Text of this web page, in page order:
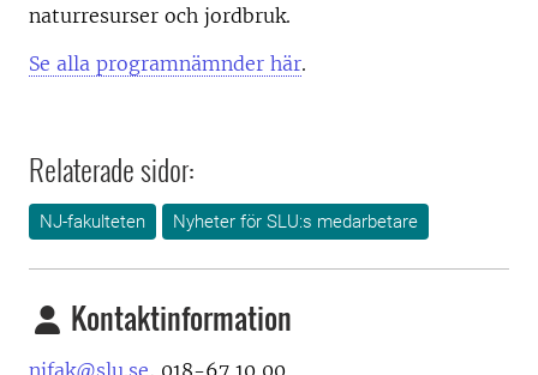
naturresurser och jordbruk.
Se alla programnämnder här.
Relaterade sidor:
NJ-fakulteten Nyheter för SLU:s medarbetare
Kontaktinformation
njfak@slu.se, 018-67 10 00